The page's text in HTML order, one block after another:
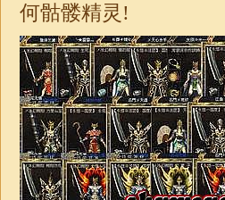
何骷髅精灵!